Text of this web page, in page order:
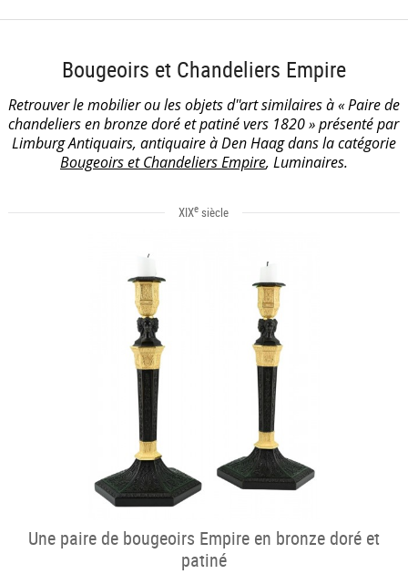
Bougeoirs et Chandeliers Empire
Retrouver le mobilier ou les objets d''art similaires à « Paire de
chandeliers en bronze doré et patiné vers 1820 » présenté par
Limburg Antiquairs, antiquaire à Den Haag dans la catégorie
Bougeoirs et Chandeliers Empire, Luminaires.
XIXe siècle
Une paire de bougeoirs Empire en bronze doré et
patiné